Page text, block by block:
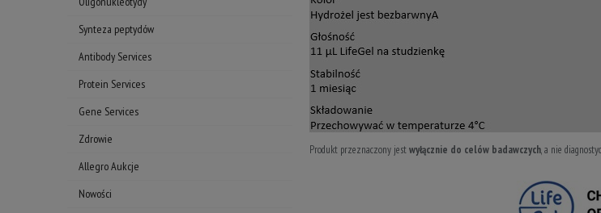
Synteza peptydów
Antibody Services
Protein Services
Gene Services
Zdrowie
Allegro Aukcje
Nowości
Produkt przeznaczony jestwyłącznie do celów badawczych, a nie